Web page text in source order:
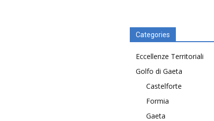
Categories
Eccellenze Territoriali
Golfo di Gaeta
Castelforte
Formia
Gaeta